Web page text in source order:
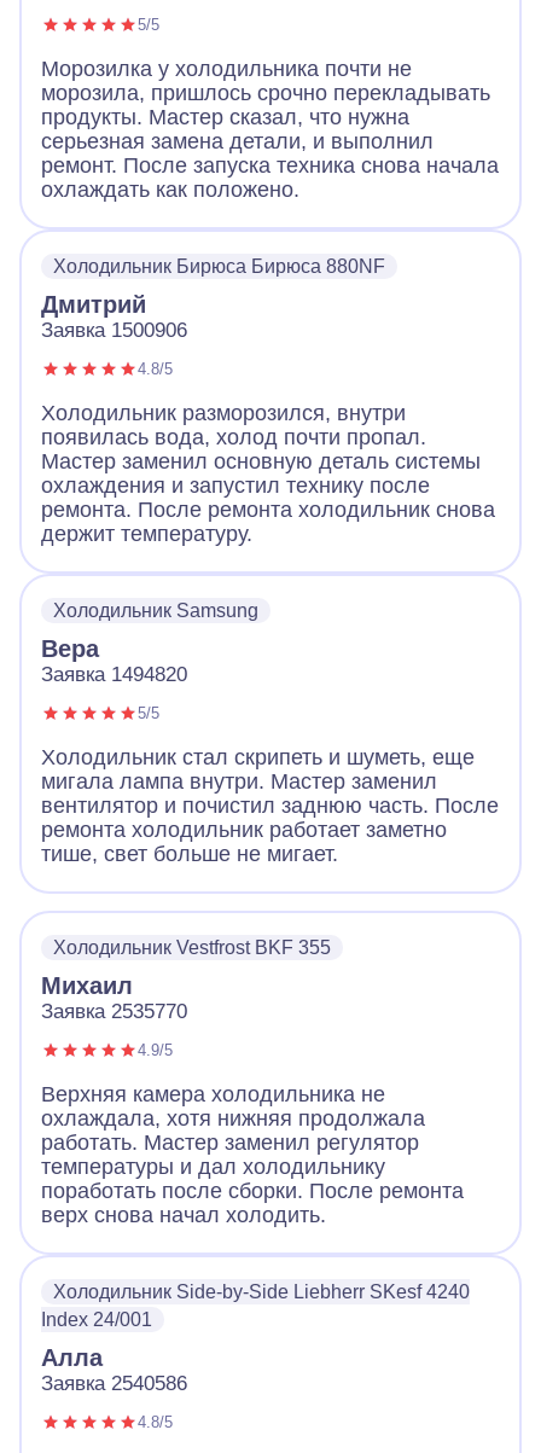
5/5
Морозилка у холодильника почти не
морозила, пришлось срочно перекладывать
продукты. Мастер сказал, что нужна
серьезная замена детали, и выполнил
ремонт. После запуска техника снова начала
охлаждать как положено.
Холодильник Бирюса Бирюса 880NF
Дмитрий
Заявка 1500906
4.8/5
Холодильник разморозился, внутри
появилась вода, холод почти пропал.
Мастер заменил основную деталь системы
охлаждения и запустил технику после
ремонта. После ремонта холодильник снова
держит температуру.
Холодильник Samsung
Вера
Заявка 1494820
5/5
Холодильник стал скрипеть и шуметь, еще
мигала лампа внутри. Мастер заменил
вентилятор и почистил заднюю часть. После
ремонта холодильник работает заметно
тише, свет больше не мигает.
Холодильник Vestfrost BKF 355
Михаил
Заявка 2535770
4.9/5
Верхняя камера холодильника не
охлаждала, хотя нижняя продолжала
работать. Мастер заменил регулятор
температуры и дал холодильнику
поработать после сборки. После ремонта
верх снова начал холодить.
Холодильник Side-by-Side Liebherr SKesf 4240
Index 24/001
Алла
Заявка 2540586
4.8/5